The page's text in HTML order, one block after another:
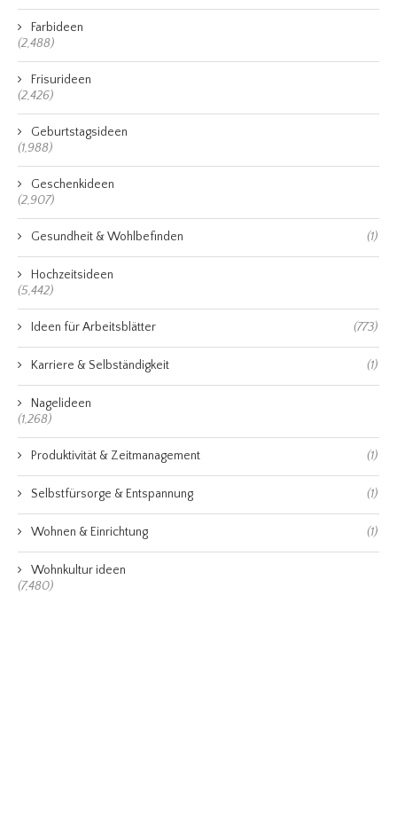
Farbideen
(2,488)
Frisurideen
(2,426)
Geburtstagsideen
(1,988)
Geschenkideen
(2,907)
Gesundheit & Wohlbefinden (1)
Hochzeitsideen
(5,442)
Ideen für Arbeitsblätter (773)
Karriere & Selbständigkeit (1)
Nagelideen
(1,268)
Produktivität & Zeitmanagement (1)
Selbstfürsorge & Entspannung (1)
Wohnen & Einrichtung (1)
Wohnkultur ideen
(7,480)